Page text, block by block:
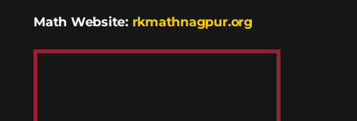
Math Website: rkmathnagpur.org